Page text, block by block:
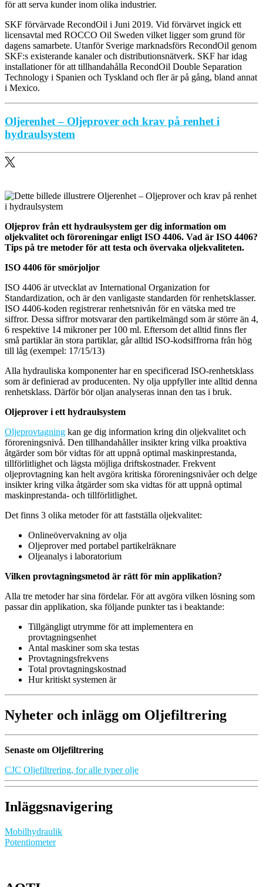
för att serva kunder inom olika industrier.
SKF förvärvade RecondOil i Juni 2019. Vid förvärvet ingick ett
licensavtal med ROCCO Oil Sweden vilket ligger som grund för
dagens samarbete. Utanför Sverige marknadsförs RecondOil genom
SKF:s existerande kanaler och distributionsnätverk. SKF har idag
installationer för att tillhandahålla RecondOil Double Separation
Technology i Spanien och Tyskland och fler är på gång, bland annat
i Mexico.
Oljerenhet – Oljeprover och krav på renhet i
hydraulsystem
Oljeprov från ett hydraulsystem ger dig information om
oljekvalitet och föroreningar enligt ISO 4406. Vad är ISO 4406?
Tips på tre metoder för att testa och övervaka oljekvaliteten.
ISO 4406 för smörjoljor
ISO 4406 är utvecklat av International Organization for
Standardization, och är den vanligaste standarden för renhetsklasser.
ISO 4406-koden registrerar renhetsnivån för en vätska med tre
siffror. Dessa siffror motsvarar den partikelmängd som är större än 4,
6 respektive 14 mikroner per 100 ml. Eftersom det alltid finns fler
små partiklar än stora partiklar, går alltid ISO-kodsiffrorna från hög
till låg (exempel: 17/15/13)
Alla hydrauliska komponenter har en specificerad ISO-renhetsklass
som är definierad av producenten. Ny olja uppfyller inte alltid denna
renhetsklass. Därför bör oljan analyseras innan den tas i bruk.
Oljeprover i ett hydraulsystem
Oljeprovtagning kan ge dig information kring din oljekvalitet och
föroreningsnivå. Den tillhandahåller insikter kring vilka proaktiva
åtgärder som bör vidtas för att uppnå optimal maskinprestanda,
tillförlitlighet och lägsta möjliga driftskostnader. Frekvent
oljeprovtagning kan helt avgöra kritiska föroreningsnivåer och delge
insikter kring vilka åtgärder som ska vidtas för att uppnå optimal
maskinprestanda- och tillförlitlighet.
Det finns 3 olika metoder för att fastställa oljekvalitet:
Onlineövervakning av olja
Oljeprover med portabel partikelräknare
Oljeanalys i laboratorium
Vilken provtagningsmetod är rätt för min applikation?
Alla tre metoder har sina fördelar. För att avgöra vilken lösning som
passar din applikation, ska följande punkter tas i beaktande:
Tillgängligt utrymme för att implementera en
provtagningsenhet
Antal maskiner som ska testas
Provtagningsfrekvens
Total provtagningskostnad
Hur kritiskt systemen är
Nyheter och inlägg om Oljefiltrering
Senaste om Oljefiltrering
CJC Oljefiltrering, for alle typer olje
Inläggsnavigering
Mobilhydraulik
Potentiometer